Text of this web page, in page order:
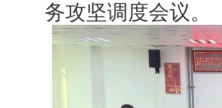
务攻坚调度会议。